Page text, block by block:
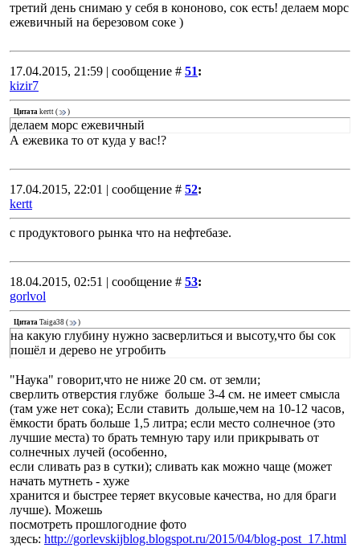
третий день снимаю у себя в кононово, сок есть! делаем морс
ежевичный на березовом соке )
17.04.2015, 21:59 | сообщение # 51:
kizir7
Цитата kertt ( )
делаем морс ежевичный
А ежевика то от куда у вас!?
17.04.2015, 22:01 | сообщение # 52:
kertt
с продуктового рынка что на нефтебазе.
18.04.2015, 02:51 | сообщение # 53:
gorlvol
Цитата Taiga38 ( )
на какую глубину нужно засверлиться и высоту,что бы сок
пошёл и дерево не угробить
"Наука" говорит,что не ниже 20 см. от земли;
сверлить отверстия глубже больше 3-4 см. не имеет смысла
(там уже нет сока); Если ставить дольше,чем на 10-12 часов,
ёмкости брать больше 1,5 литра; если место солнечное (это
лучшие места) то брать темную тару или прикрывать от
солнечных лучей (особенно,
если сливать раз в сутки); сливать как можно чаще (может
начать мутнеть - хуже
хранится и быстрее теряет вкусовые качества, но для браги
лучше). Можешь
посмотреть прошлогодние фото
здесь: http://gorlevskijblog.blogspot.ru/2015/04/blog-post_17.html